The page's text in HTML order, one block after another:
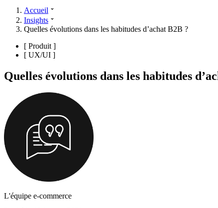
Accueil
Insights
Quelles évolutions dans les habitudes d’achat B2B ?
[ Produit ]
[ UX/UI ]
Quelles évolutions dans les habitudes
L'équipe e-commerce